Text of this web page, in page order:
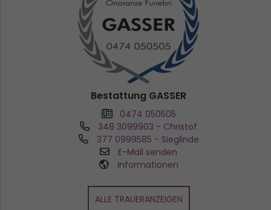
Bestattung GASSER
0474 050505
348 3099903 - Christof
377 0999585 - Sieglinde
E-Mail senden
Informationen
ALLE TRAUERANZEIGEN